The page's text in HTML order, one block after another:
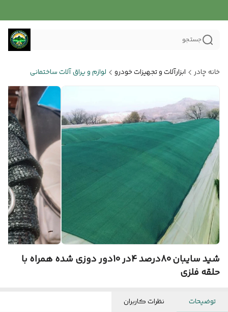
جستجو
خانه چادر ابزارآلات و تجهیزات خودرو لوازم و یراق آلات ساختمانی
شید سایبان 80درصد 4در 10دور دوزی شده همراه با
حلقه فلزی
توضیحات نظرات کاربران